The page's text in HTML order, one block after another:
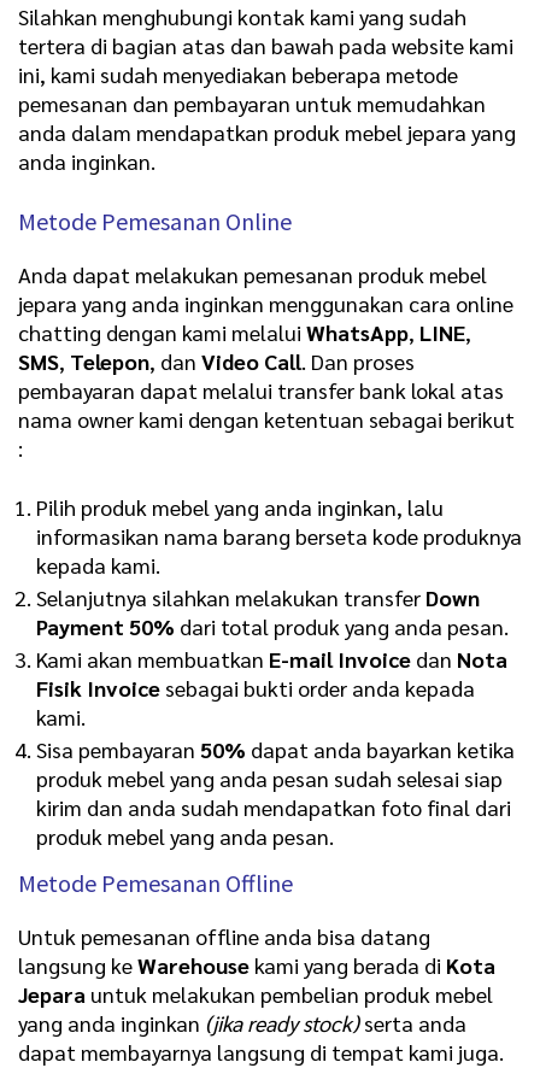
Silahkan menghubungi kontak kami yang sudah
tertera di bagian atas dan bawah pada website kami
ini, kami sudah menyediakan beberapa metode
pemesanan dan pembayaran untuk memudahkan
anda dalam mendapatkan produk mebel jepara yang
anda inginkan.
Metode Pemesanan Online
Anda dapat melakukan pemesanan produk mebel
jepara yang anda inginkan menggunakan cara online
chatting dengan kami melalui WhatsApp, LINE,
SMS, Telepon, dan Video Call . Dan proses
pembayaran dapat melalui transfer bank lokal atas
nama owner kami dengan ketentuan sebagai berikut
:
Pilih produk mebel yang anda inginkan, lalu
informasikan nama barang berseta kode produknya
kepada kami.
Selanjutnya silahkan melakukan transfer Down
Payment 50% dari total produk yang anda pesan.
Kami akan membuatkan E-mail Invoice dan Nota
Fisik Invoice sebagai bukti order anda kepada
kami.
Sisa pembayaran 50% dapat anda bayarkan ketika
produk mebel yang anda pesan sudah selesai siap
kirim dan anda sudah mendapatkan foto final dari
produk mebel yang anda pesan.
Metode Pemesanan Offline
Untuk pemesanan offline anda bisa datang
langsung keWarehouse kami yang berada di Kota
Jepara untuk melakukan pembelian produk mebel
yang anda inginkan (jika ready stock)serta anda
dapat membayarnya langsung di tempat kami juga.